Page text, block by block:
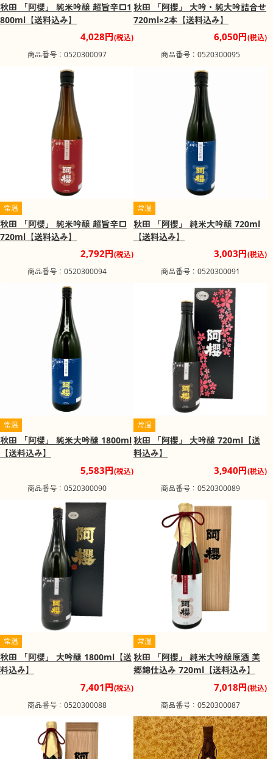
秋田 「阿櫻」 純米吟醸 超旨辛口1
800ml【送料込み】
4,028円(税込)
商品番号：0520300097
秋田 「阿櫻」 大吟・純大吟詰合せ
720ml×2本【送料込み】
6,050円(税込)
商品番号：0520300095
常温
秋田 「阿櫻」 純米吟醸 超旨辛口
720ml【送料込み】
2,792円(税込)
商品番号：0520300094
常温
秋田 「阿櫻」 純米大吟醸 720ml
【送料込み】
3,003円(税込)
商品番号：0520300091
常温
秋田 「阿櫻」 純米大吟醸 1800ml
【送料込み】
5,583円(税込)
商品番号：0520300090
常温
秋田 「阿櫻」 大吟醸 720ml【送
料込み】
3,940円(税込)
商品番号：0520300089
常温
秋田 「阿櫻」 大吟醸 1800ml【送
料込み】
7,401円(税込)
商品番号：0520300088
常温
秋田 「阿櫻」 純米大吟醸原酒 美
郷錦仕込み 720ml【送料込み】
7,018円(税込)
商品番号：0520300087